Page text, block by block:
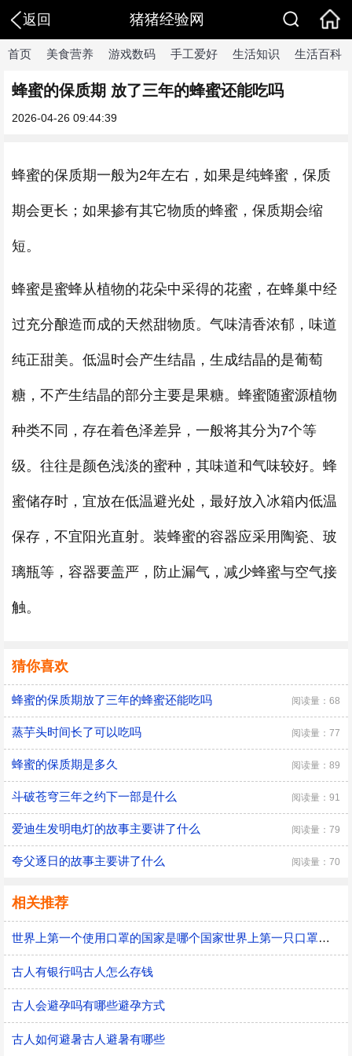
返回 猪猪经验网
首页 美食营养 游戏数码 手工爱好 生活知识 生活百科
蜂蜜的保质期 放了三年的蜂蜜还能吃吗
2026-04-26 09:44:39
蜂蜜的保质期一般为2年左右，如果是纯蜂蜜，保质
期会更长；如果掺有其它物质的蜂蜜，保质期会缩
短。
蜂蜜是蜜蜂从植物的花朵中采得的花蜜，在蜂巢中经
过充分酿造而成的天然甜物质。气味清香浓郁，味道
纯正甜美。低温时会产生结晶，生成结晶的是葡萄
糖，不产生结晶的部分主要是果糖。蜂蜜随蜜源植物
种类不同，存在着色泽差异，一般将其分为7个等
级。往往是颜色浅淡的蜜种，其味道和气味较好。蜂
蜜储存时，宜放在低温避光处，最好放入冰箱内低温
保存，不宜阳光直射。装蜂蜜的容器应采用陶瓷、玻
璃瓶等，容器要盖严，防止漏气，减少蜂蜜与空气接
触。
猜你喜欢
蜂蜜的保质期放了三年的蜂蜜还能吃吗 阅读量：68
蒸芋头时间长了可以吃吗 阅读量：77
蜂蜜的保质期是多久 阅读量：89
斗破苍穹三年之约下一部是什么 阅读量：91
爱迪生发明电灯的故事主要讲了什么 阅读量：79
夸父逐日的故事主要讲了什么 阅读量：70
相关推荐
世界上第一个使用口罩的国家是哪个国家世界上第一只口罩是谁发明的
古人有银行吗古人怎么存钱
古人会避孕吗有哪些避孕方式
古人如何避暑古人避暑有哪些